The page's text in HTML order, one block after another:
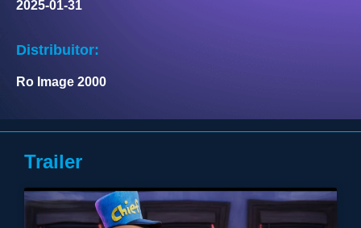
2025-01-31
Distribuitor:
Ro Image 2000
Trailer